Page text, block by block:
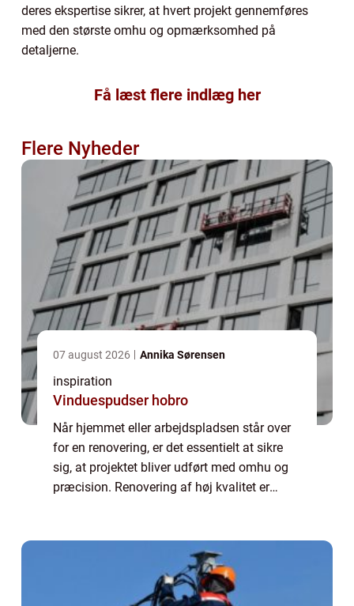
deres ekspertise sikrer, at hvert projekt gennemføres
med den største omhu og opmærksomhed på
detaljerne.
Få læst flere indlæg her
Flere Nyheder
07 august 2026 Annika Sørensen
inspiration
Vinduespudser hobro
Når hjemmet eller arbejdspladsen står over
for en renovering, er det essentielt at sikre
sig, at projektet bliver udført med omhu og
præcision. Renovering af høj kvalitet er